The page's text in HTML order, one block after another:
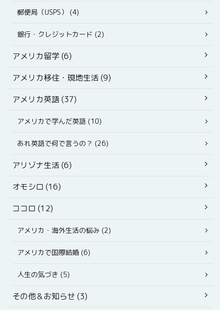
郵便局（USPS） (4)
銀行・クレジットカード (2)
アメリカ留学 (6)
アメリカ移住・現地生活 (9)
アメリカ英語 (37)
アメリカで学んだ英語 (10)
あれ英語で何で言うの？ (26)
アリゾナ生活 (6)
オモシロ (16)
ココロ (12)
アメリカ・海外生活の悩み (2)
アメリカで国際結婚 (6)
人生の気づき (5)
その他＆お知らせ (3)